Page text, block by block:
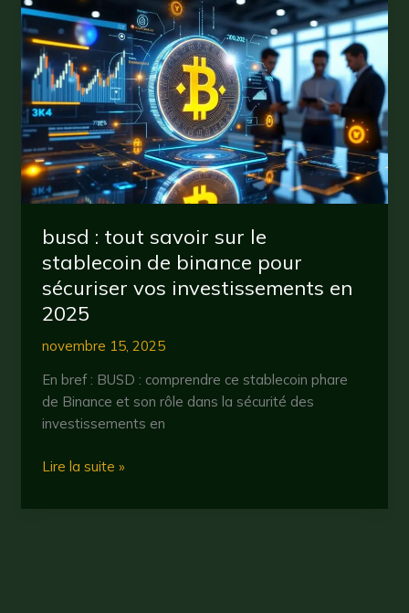
tout
savoir
sur
le
stablecoin
de
binance
et
ses
avantages
pour
investisseurs
en
cryptomonnaie
busd : tout savoir sur le
stablecoin de binance pour
sécuriser vos investissements en
2025
novembre 15, 2025
En bref : BUSD : comprendre ce stablecoin phare
de Binance et son rôle dans la sécurité des
investissements en
busd
tout
Lire la suite »